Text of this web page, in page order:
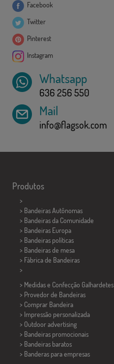
Facebook
Twitter
Pinterest
Instagram
Whatsapp
636 256 550
Mail
info@flagsok.com
Produtos
>
> Bandeiras Autônomas
> Bandeiras da Comunidade
> Bandeiras Europa
> Bandeiras políticas
> Bandeiras de mesa
> Fábrica de Bandeiras
>
> Medidas e Confecção Galhardetes
> Provedor de Bandeiras
> Comprar Bandeira
> Impressão personalizada
> Outdoor advertising
> Bandeiras promocionais
> Bandeiras baratos
> Banderas para empresas